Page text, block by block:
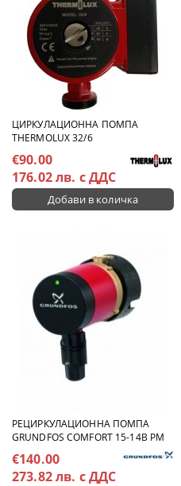
ЦИРКУЛАЦИОННА ПОМПА
THERMOLUX 32/6
€90.00
176.02 лв. с ДДС
РЕЦИРКУЛАЦИОННА ПОМПА
GRUNDFOS COMFORT 15-14B PM
€140.00
273.82 лв. с ДДС